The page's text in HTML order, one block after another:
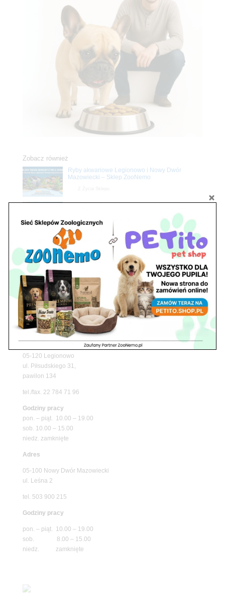
Zobacz również
Ryby akwariowe Legionowo i Nowy Dwór
Mazowiecki – Sklep ZooNemo
Z Życia Sklepu
Stwórz podwodne arcydzieło: Najpiękniejsze
rośliny akwariowe w ZooNemo – Legionowo i
Nowy Dwór Mazowiecki
Promocje
Upały wracają! Zadbaj o komfort swojego pupila
z matami chłodzącymi ZooNemo
Z Życia Sklepu
Petito Pet Shop – Internetowy Sklep Zoologiczny
Online! Wszystko Dla Twojego Pupila | ZooNemo
Znajdź nas
05-120 Legionowo
ul. Piłsudskiego 31,
pawilon 134
tel./fax. 22 784 71 96
Godziny pracy
pon. – piąt. 10.00 – 19.00
sob. 10.00 – 15.00
niedz. zamknięte
Adres
05-100 Nowy Dwór Mazowiecki
ul. Leśna 2
tel. 503 900 215
Godziny pracy
pon. – piąt. 10.00 – 19.00
sob. 8.00 – 15.00
niedz. zamknięte